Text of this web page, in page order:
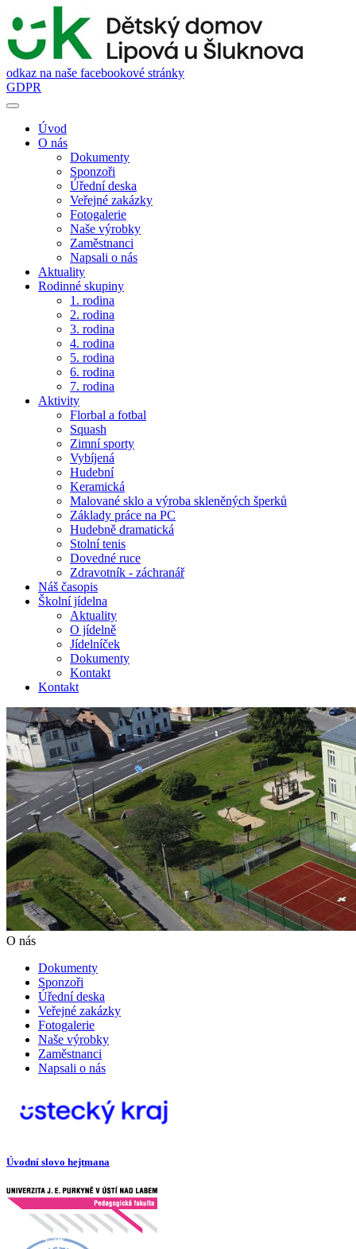
odkaz na naše facebookové stránky
GDPR
Úvod
O nás
Dokumenty
Sponzoři
Úřední deska
Veřejné zakázky
Fotogalerie
Naše výrobky
Zaměstnanci
Napsali o nás
Aktuality
Rodinné skupiny
1. rodina
2. rodina
3. rodina
4. rodina
5. rodina
6. rodina
7. rodina
Aktivity
Florbal a fotbal
Squash
Zimní sporty
Vybíjená
Hudební
Keramická
Malované sklo a výroba skleněných šperků
Základy práce na PC
Hudebně dramatická
Stolní tenis
Dovedné ruce
Zdravotník - záchranář
Náš časopis
Školní jídelna
Aktuality
O jídelně
Jídelníček
Dokumenty
Kontakt
Kontakt
O nás
Dokumenty
Sponzoři
Úřední deska
Veřejné zakázky
Fotogalerie
Naše výrobky
Zaměstnanci
Napsali o nás
Úvodní slovo hejtmana